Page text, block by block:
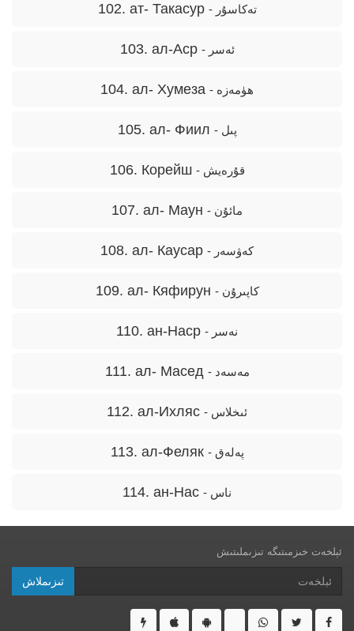
102. ат- Такасур - تەكاسۇر
103. ал-Аср - ئەسر
104. ал- Хумеза - ھۈمەزە
105. ал- Фиил - پىل
106. Корейш - قۇرەيش
107. ал- Маун - مائۇن
108. ал- Каусар - كەۋسەر
109. ал- Кяфирун - كاپىرۇن
110. ан-Наср - نەسر
111. ал- Масед - مەسەد
112. ал-Ихляс - ئىخلاس
113. ал-Феляк - پەلەق
114. ан-Нас - ناس
ئېلخەت خىزمىتىگە تىزىملىتىش
تىزىملاش